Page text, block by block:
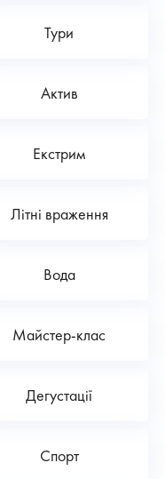
Тури
Актив
Екстрим
Літні враження
Вода
Майстер-клас
Дегустації
Спорт